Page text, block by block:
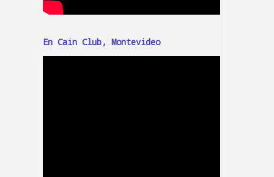
En Cain Club, Montevideo